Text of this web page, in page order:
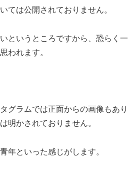
ては公開されておりません。
というところですから、恐らく一
われます。
グラムでは正面からの画像もあり
明かされておりません。
年といった感じがします。